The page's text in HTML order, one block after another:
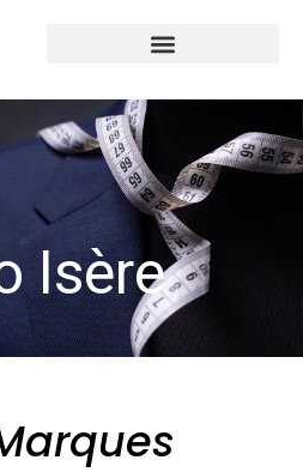
Isère